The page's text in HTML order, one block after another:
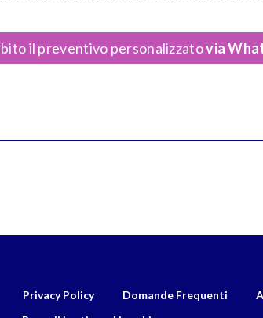
il preventivo personalizzatovia
Privacy Policy Domande Frequenti